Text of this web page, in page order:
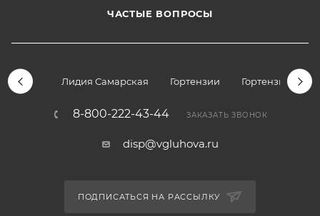
ЧАСТЫЕ ВОПРОСЫ
Лидия Самарская Гортензии Гортензии
8-800-222-43-44 ЗАКАЗАТЬ ЗВОНОК
disp@vgluhova.ru
ПОДПИСАТЬСЯ НА РАССЫЛКУ